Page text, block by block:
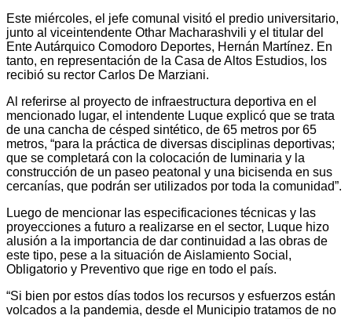
Este miércoles, el jefe comunal visitó el predio universitario,
junto al viceintendente Othar Macharashvili y el titular del
Ente Autárquico Comodoro Deportes, Hernán Martínez. En
tanto, en representación de la Casa de Altos Estudios, los
recibió su rector Carlos De Marziani.
Al referirse al proyecto de infraestructura deportiva en el
mencionado lugar, el intendente Luque explicó que se trata
de una cancha de césped sintético, de 65 metros por 65
metros, “para la práctica de diversas disciplinas deportivas;
que se completará con la colocación de luminaria y la
construcción de un paseo peatonal y una bicisenda en sus
cercanías, que podrán ser utilizados por toda la comunidad”.
Luego de mencionar las especificaciones técnicas y las
proyecciones a futuro a realizarse en el sector, Luque hizo
alusión a la importancia de dar continuidad a las obras de
este tipo, pese a la situación de Aislamiento Social,
Obligatorio y Preventivo que rige en todo el país.
“Si bien por estos días todos los recursos y esfuerzos están
volcados a la pandemia, desde el Municipio tratamos de no